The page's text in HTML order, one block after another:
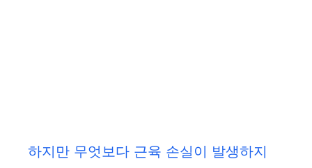
하지만 무엇보다 근육 손실이 발생하지